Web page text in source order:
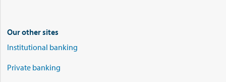
Our other sites
Institutional banking
Private banking